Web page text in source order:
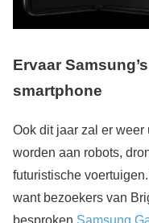
Ervaar
smartphone
Ook dit jaar zal er
worden aan robots,
futuristische
want bezoekers van
besproken Samsung